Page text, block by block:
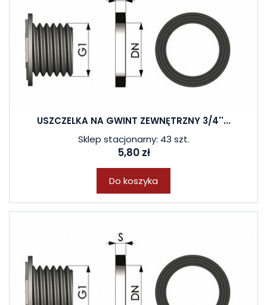
USZCZELKA NA GWINT ZEWNĘTRZNY 3/4''...
Sklep stacjonarny: 43 szt.
5,80 zł
Do koszyka